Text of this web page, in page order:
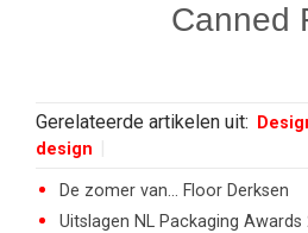
Canned
Gerelateerde artikelen uit:
design
De zomer van... Floor Derksen
Uitslagen NL Packaging Awards